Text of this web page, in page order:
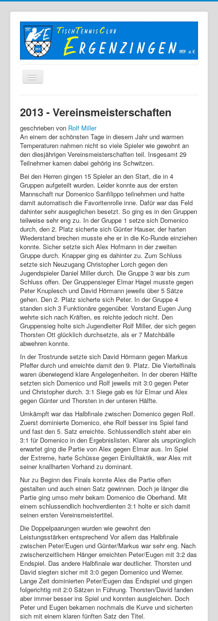
Der TTC
Mannschaften
Berichte
Bilder
Links
Sonstiges
Archiv
Login
2013 - Vereinsmeisterschaften
geschrieben von Rolf Miller
An einem der schönsten Tage in diesem Jahr und warmen
Temperaturen nahmen nicht so viele Spieler wie gewohnt an
den diesjährigen Vereinsmeisterschaften teil. Insgesamt 29
Teilnehmer kamen dabei gehörig ins Schwitzen.
Bei den Herren gingen 15 Spieler an den Start, die in 4
Gruppen aufgeteilt wurden. Leider konnte aus der ersten
Mannschaft nur Domenico Sanfilippo teilnehmen und hatte
damit automatisch die Favoritenrolle inne. Dafür war das Feld
dahinter sehr ausgeglichen besetzt. So ging es in den Gruppen
teilweise sehr eng zu. In der Gruppe 1 setze sich Domenico
durch, den 2. Platz sicherte sich Günter Hauser, der harten
Wiederstand brechen musste ehe er in die Ko-Runde einziehen
konnte. Sicher setzte sich Alex Hofmann in der zweiten
Gruppe durch. Knapper ging es dahinter zu. Zum Schluss
setzte sich Neuzugang Christopher Lorch gegen den
Jugendspieler Daniel Miller durch. Die Gruppe 3 war bis zum
Schluss offen. Der Gruppensieger Elmar Hagel musste gegen
Peter Knuplesch und David Hörmann jeweils über 5 Sätze
gehen. Den 2. Platz sicherte sich Peter. In der Gruppe 4
standen sich 3 Funktionäre gegenüber. Vorstand Eugen Jung
wehrte sich nach Kräften, es reichte jedoch nicht. Den
Gruppensieg holte sich Jugendleiter Rolf Miller, der sich gegen
Thorsten Ott glücklich durchsetzte, als er 7 Matchbälle
abwehren konnte.
In der Trostrunde setzte sich David Hörmann gegen Markus
Pfeffer durch und erreichte damit den 9. Platz. Die Viertelfinals
waren überwiegend klare Angelegenheiten. In der oberen Hälfte
setzten sich Domenico und Rolf jeweils mit 3:0 gegen Peter
und Christopher durch. 3:1 Siege gab es für Elmar und Alex
gegen Günter und Thorsten in der unteren Hälfte.
Umkämpft war das Halbfinale zwischen Domenico gegen Rolf.
Zuerst dominierte Domenico, ehe Rolf besser ins Spiel fand
und fast den 5. Satz erreichte. Schlussendlich steht aber ein
3:1 für Domenico in den Ergebnislisten. Klarer als ursprünglich
erwartet ging die Partie von Alex gegen Elmar aus. Im Spiel
der Extreme, harte Schüsse gegen Einlulltaktik, war Alex mit
seiner knallharten Vorhand zu dominant.
Nur zu Beginn des Finals konnte Alex die Partie offen
gestalten und auch einen Satz gewinnen. Doch je länger die
Partie ging umso mehr bekam Domenico die Oberhand. Mit
einem schlussendlich hochverdienten 3:1 holte er sich damit
seinen ersten Vereinsmeistertitel.
Die Doppelpaarungen wurden wie gewohnt den
Leistungsstärken entsprechend Vor allem das Halbfinale
zwischen Peter/Eugen und Günter/Markus war sehr eng. Nach
zwischenzeitlichem Hänger erreichten Peter/Eugen mit 3:2 das
Endspiel. Das andere Halbfinale war deutlicher. Thorsten und
David siegten sicher mit 3:0 gegen Domenico und Werner.
Lange Zeit dominierten Peter/Eugen das Endspiel und gingen
folgerichtig mit 2:0 Sätzen in Führung. Thorsten/David fanden
aber immer besser ins Spiel und konnten ausgleichen. Doch
Peter und Eugen bekamen nochmals die Kurve und sicherten
sich mit einem klaren fünften Satz den Titel.